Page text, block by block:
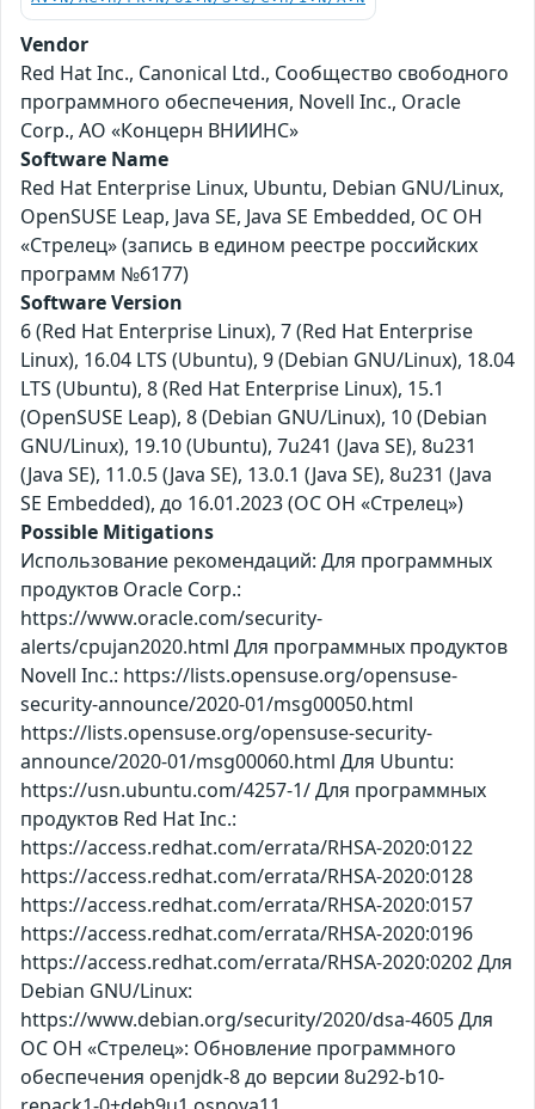
Vendor
Red Hat Inc., Canonical Ltd., Сообщество свободного
программного обеспечения, Novell Inc., Oracle
Corp., АО «Концерн ВНИИНС»
Software Name
Red Hat Enterprise Linux, Ubuntu, Debian GNU/Linux,
OpenSUSE Leap, Java SE, Java SE Embedded, ОС ОН
«Стрелец» (запись в едином реестре российских
программ №6177)
Software Version
6 (Red Hat Enterprise Linux), 7 (Red Hat Enterprise
Linux), 16.04 LTS (Ubuntu), 9 (Debian GNU/Linux), 18.04
LTS (Ubuntu), 8 (Red Hat Enterprise Linux), 15.1
(OpenSUSE Leap), 8 (Debian GNU/Linux), 10 (Debian
GNU/Linux), 19.10 (Ubuntu), 7u241 (Java SE), 8u231
(Java SE), 11.0.5 (Java SE), 13.0.1 (Java SE), 8u231 (Java
SE Embedded), до 16.01.2023 (ОС ОН «Стрелец»)
Possible Mitigations
Использование рекомендаций: Для программных
продуктов Oracle Corp.:
https://www.oracle.com/security-
alerts/cpujan2020.html Для программных продуктов
Novell Inc.: https://lists.opensuse.org/opensuse-
security-announce/2020-01/msg00050.html
https://lists.opensuse.org/opensuse-security-
announce/2020-01/msg00060.html Для Ubuntu:
https://usn.ubuntu.com/4257-1/ Для программных
продуктов Red Hat Inc.:
https://access.redhat.com/errata/RHSA-2020:0122
https://access.redhat.com/errata/RHSA-2020:0128
https://access.redhat.com/errata/RHSA-2020:0157
https://access.redhat.com/errata/RHSA-2020:0196
https://access.redhat.com/errata/RHSA-2020:0202 Для
Debian GNU/Linux:
https://www.debian.org/security/2020/dsa-4605 Для
ОС ОН «Стрелец»: Обновление программного
обеспечения openjdk-8 до версии 8u292-b10-